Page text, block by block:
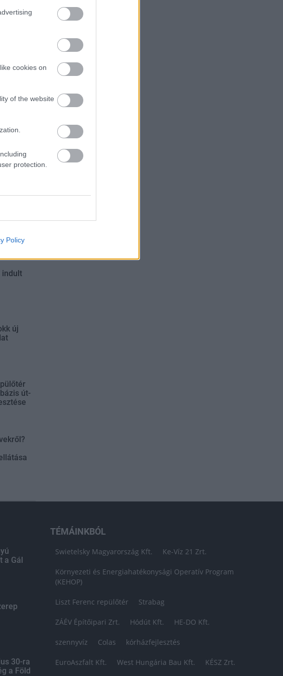
cookies on
of the website
protection.
Policy
indult
új
út-
a Gál
30-ra
a Föld
TÉMÁINKBÓL
Swietelsky Magyarország Kft. Ke-Víz 21 Zrt.
Környezeti és Energiahatékonysági Operatív Program
(KEHOP)
Liszt Ferenc repülőtér Strabag
ZÁÉV Építőipari Zrt. Hódút Kft. HE-DO Kft.
szennyvíz Colas kórházfejlesztés
EuroAszfalt Kft. West Hungária Bau Kft. KÉSZ Zrt.